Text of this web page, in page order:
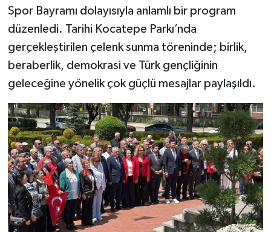
Spor Bayramı dolayısıyla anlamlı bir program
düzenledi. Tarihi Kocatepe Parkı’nda
gerçekleştirilen çelenk sunma töreninde; birlik,
beraberlik, demokrasi ve Türk gençliğinin
geleceğine yönelik çok güçlü mesajlar paylaşıldı.